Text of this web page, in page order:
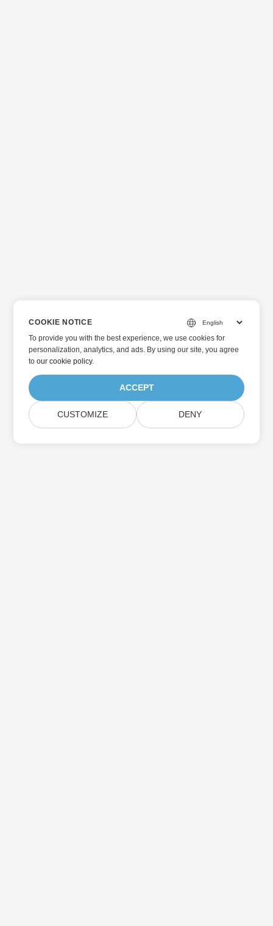
COOKIE NOTICE
To provide you with the best experience, we use cookies for
personalization, analytics, and ads. By using our site, you agree
toour cookie policy.
ACCEPT
CUSTOMIZE DENY